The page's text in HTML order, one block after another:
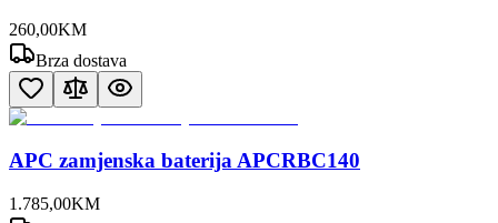
260,00KM
Brza dostava
APC zamjenska baterija APCRBC140
1.785,00KM